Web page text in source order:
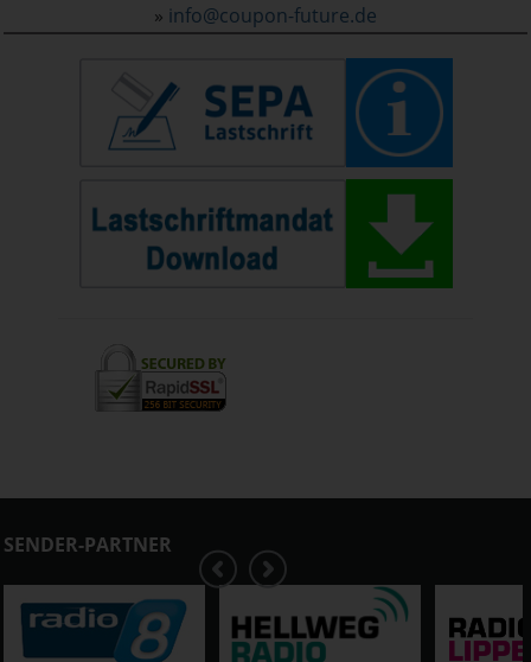
» info@coupon-future.de
SENDER-PARTNER